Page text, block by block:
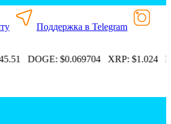
Поддержка в Telegram
DOGE:$0.069704 XRP:$1.024